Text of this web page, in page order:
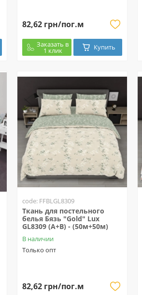
82,62 грн/пог.м
Заказать в
1 клик Купить
code: FFBLGL8309
Ткань для постельного
белья Бязь "Gold" Lux
GL8309 (A+B) - (50м+50м)
В наличии
Только опт
82,62 грн/пог.м